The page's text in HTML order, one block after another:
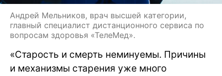
Андрей Мельников, врач высшей категории,
главный специалист дистанционного сервиса по
вопросам здоровья «ТелеМед».
«Старость и смерть неминуемы. Причины
и механизмы старения уже много